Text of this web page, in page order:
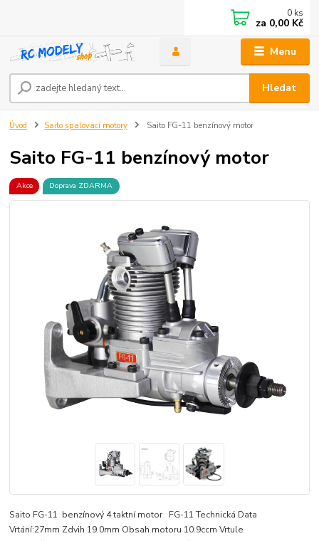
Menu
Hledat
0 ks
za 0,00 Kč
Úvod Saito spalovací motory Saito FG-11 benzínový motor
Saito FG-11 benzínový motor
Akce Doprava ZDARMA
Saito FG-11 benzínový 4 taktní motor FG-11 Technická Data
Vrtání:27mm Zdvih 19.0mm Obsah motoru 10.9ccm Vrtule